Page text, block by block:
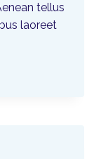
tellus
laoreet